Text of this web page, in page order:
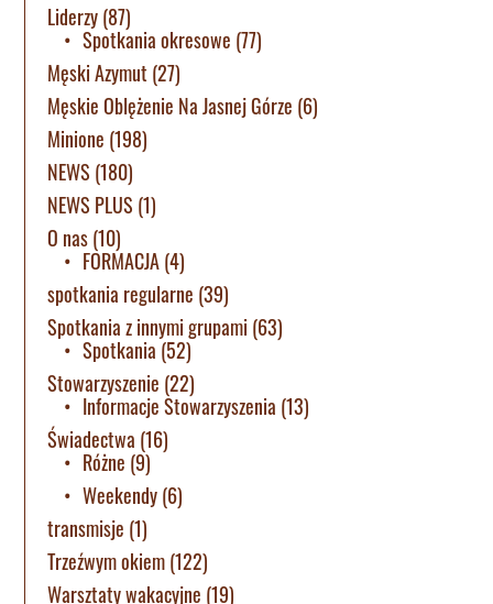
Liderzy(87)
Spotkania okresowe (77)
Męski Azymut (27)
Męskie Oblężenie Na Jasnej Górze (6)
Minione (198)
NEWS (180)
NEWS PLUS (1)
O nas(10)
FORMACJA(4)
spotkania regularne (39)
Spotkania z innymi grupami (63)
Spotkania (52)
Stowarzyszenie (22)
Informacje Stowarzyszenia (13)
Świadectwa (16)
Różne (9)
Weekendy(6)
transmisje (1)
Trzeźwym okiem(122)
Warsztaty wakacyjne (19)